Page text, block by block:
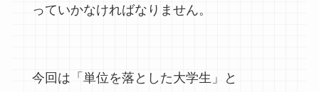
っていかなければなりません。
今回は「単位を落とした大学生」と